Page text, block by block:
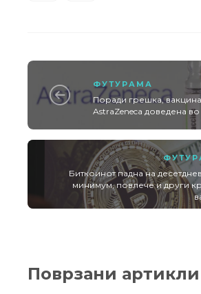
ФУТУРАМА
Поради грешка,
AstraZeneca доведена
Биткоинот падна на
минимум, повлече и други
Поврзани артикли